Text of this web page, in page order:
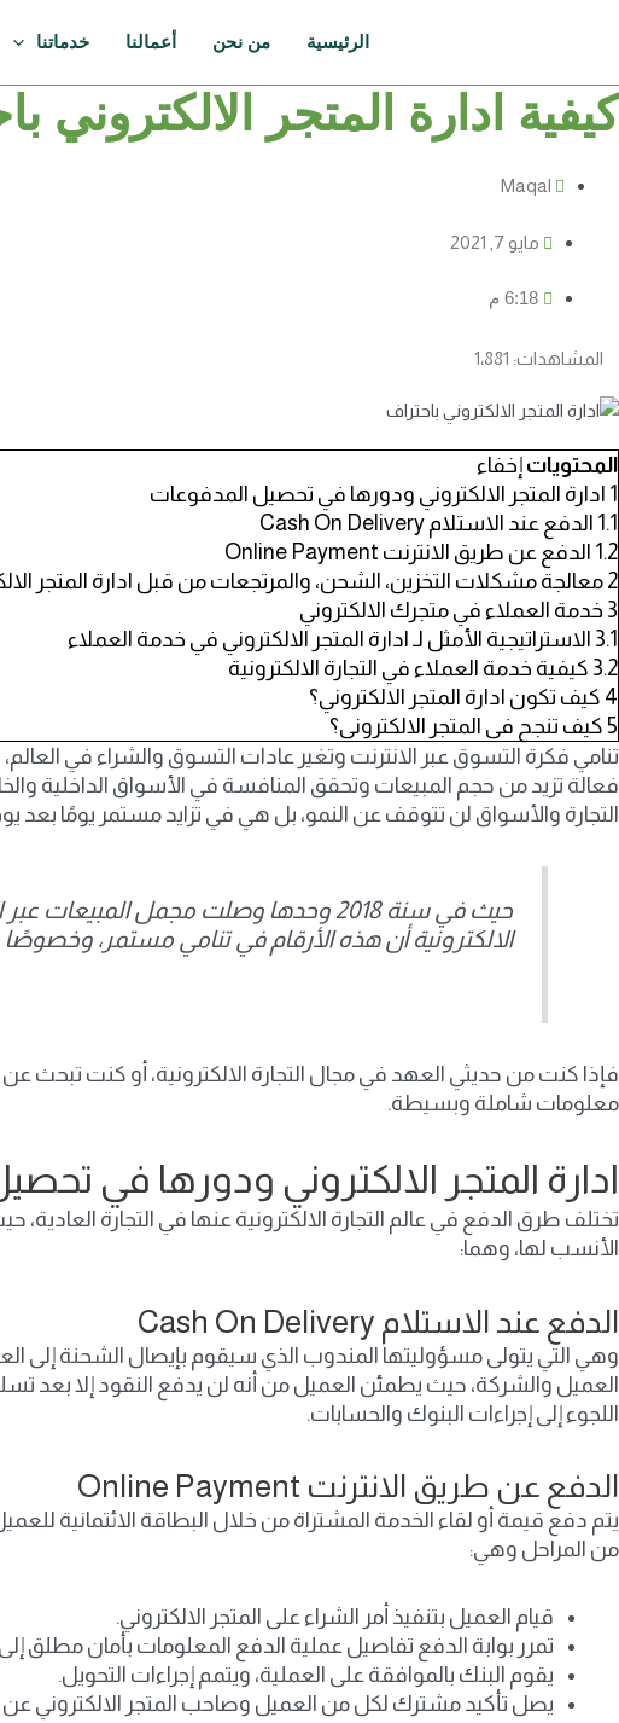
الرئيسية من نحن أعمالنا خدماتنا
كيفية ادارة المتجر الالكتروني
Maqal
مايو 7, 2021
6:18 م
المشاهدات: 1٬881
المحتويات إخفاء
1 ادارة المتجر الالكتروني ودورها في تحصيل المدفوعات
1.1 الدفع عند الاستلام Cash On Delivery
1.2 الدفع عن طريق الانترنت Online Payment
2 معالجة مشكلات التخزين، الشحن، والمرتجعات من قبل ادارة المتجر
3 خدمة العملاء في متجرك الالكتروني
3.1 الاستراتيجية الأمثل لـ ادارة المتجر الالكتروني في خدمة العملاء
3.2 كيفية خدمة العملاء في التجارة الالكترونية
4 كيف تكون ادارة المتجر الالكتروني؟
5 كيف تنجح في المتجر الالكتروني؟
تنامي فكرة التسوق عبر الانترنت وتغير عادات التسوق والشراء في
فعالة تزيد من حجم المبيعات وتحقق المنافسة في الأسواق الداخلية
التجارة والأسواق لن تتوقف عن النمو، بل هي في تزايد مستمر يومًا
الالكترونية أن هذه الأرقام في تنامي مستمر، وخصوصًا مع انتشار وباء كوفيد 19، حيث
فإذا كنت من حديثي العهد في مجال التجارة الالكترونية، أو كنت تبحث عن
معلومات شاملة وبسيطة.
ادارة المتجر الالكتروني ودورها في
تختلف طرق الدفع في عالم التجارة الالكترونية عنها في التجارة
الأنسب لها، وهما:
الدفع عند الاستلام Cash On Delivery
وهي التي يتولى مسؤوليتها المندوب الذي سيقوم بإيصال الشحنة
العميل والشركة، حيث يطمئن العميل من أنه لن يدفع النقود إلا بعد
اللجوء إلى إجراءات البنوك والحسابات.
الدفع عن طريق الانترنت Online Payment
يتم دفع قيمة أو لقاء الخدمة المشتراة من خلال البطاقة الائتمانية
من المراحل وهي:
قيام العميل بتنفيذ أمر الشراء على المتجر الالكتروني.
تمرر بوابة الدفع تفاصيل عملية الدفع المعلومات بأمان مطلق
يقوم البنك بالموافقة على العملية، ويتمم إجراءات التحويل.
يصل تأكيد مشترك لكل من العميل وصاحب المتجر الالكتروني عن